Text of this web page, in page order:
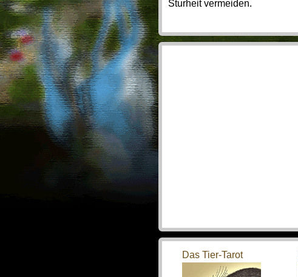
Sturheit vermeiden.
Das Tier-Tarot